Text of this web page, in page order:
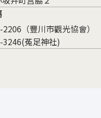
（豐川市觀光協會）
菟足神社)